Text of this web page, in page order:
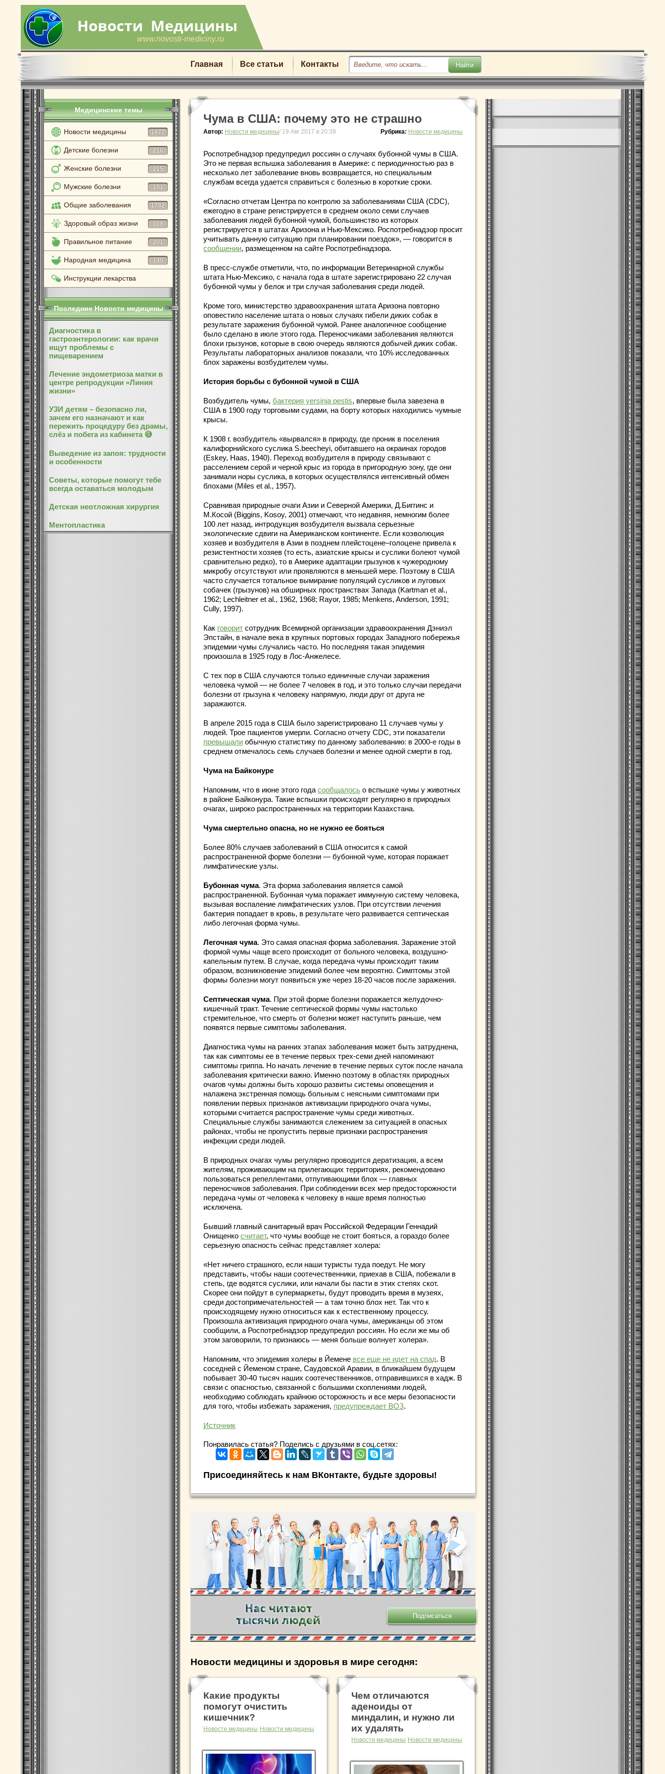
www.novosti-mediciny.ru
Главная Все статьи Контакты
Медицинские темы
Новости медицины 1877
Детские болезни 216
Женские болезни 215
Мужские болезни 101
Общие заболевания 1782
Здоровый образ жизни 108
Правильное питание 201
Народная медицина 140
Инструкции лекарства
Последние Новости медицины
Диагностика в
гастроэнтерологии: как врачи
ищут проблемы с
пищеварением
Лечение эндометриоза матки в
центре репродукции «Линия
жизни»
УЗИ детям – безопасно ли,
зачем его назначают и как
пережить процедуру без драмы,
слёз и побега из кабинета 😅
Выведение из запоя: трудности
и особенности
Советы, которые помогут тебе
всегда оставаться молодым
Детская неотложная хирургия
Ментопластика
Чума в США: почему это не страшно
Автор: Новости медицины/ 19 Авг 2017 в 20:39 Рубрика: Новости медицины
Роспотребнадзор предупредил россиян о случаях бубонной чумы в США.
Это не первая вспышка заболевания в Америке: с периодичностью раз в
несколько лет заболевание вновь возвращается, но специальным
службам всегда удается справиться с болезнью в короткие сроки.
«Согласно отчетам Центра по контролю за заболеваниями США (CDC),
ежегодно в стране регистрируется в среднем около семи случаев
заболевания людей бубонной чумой, большинство из которых
регистрируется в штатах Аризона и Нью-Мексико. Роспотребнадзор просит
учитывать данную ситуацию при планировании поездок», — говорится в
сообщении, размещенном на сайте Роспотребнадзора.
В пресс-службе отметили, что, по информации Ветеринарной службы
штата Нью-Мексико, с начала года в штате зарегистрировано 22 случая
бубонной чумы у белок и три случая заболевания среди людей.
Кроме того, министерство здравоохранения штата Аризона повторно
оповестило население штата о новых случаях гибели диких собак в
результате заражения бубонной чумой. Ранее аналогичное сообщение
было сделано в июле этого года. Переносчиками заболевания являются
блохи грызунов, которые в свою очередь являются добычей диких собак.
Результаты лабораторных анализов показали, что 10% исследованных
блох заражены возбудителем чумы.
История борьбы с бубонной чумой в США
Возбудитель чумы, бактерия yersinia pestis, впервые была завезена в
США в 1900 году торговыми судами, на борту которых находились чумные
крысы.
К 1908 г. возбудитель «вырвался» в природу, где проник в поселения
калифорнийского суслика S.beecheyi, обитавшего на окраинах городов
(Eskey, Haas, 1940). Переход возбудителя в природу связывают с
расселением серой и черной крыс из города в пригородную зону, где они
занимали норы суслика, в которых осуществлялся интенсивный обмен
блохами (Miles et al., 1957).
Сравнивая природные очаги Азии и Северной Америки, Д.Биггинс и
М.Косой (Biggins, Kosoy, 2001) отмечают, что недавняя, немногим более
100 лет назад, интродукция возбудителя вызвала серьезные
экологические сдвиги на Американском континенте. Если коэволюция
хозяев и возбудителя в Азии в позднем плейстоцене–голоцене привела к
резистентности хозяев (то есть, азиатские крысы и суслики болеют чумой
сравнительно редко), то в Америке адаптации грызунов к чужеродному
микробу отсутствуют или проявляются в меньшей мере. Поэтому в США
часто случается тотальное вымирание популяций сусликов и луговых
собачек (грызунов) на обширных пространствах Запада (Kartman et al.,
1962; Lechleitner et al., 1962, 1968; Rayor, 1985; Menkens, Anderson, 1991;
Cully, 1997).
Как говорит сотрудник Всемирной организации здравоохранения Дэниэл
Эпстайн, в начале века в крупных портовых городах Западного побережья
эпидемии чумы случались часто. Но последняя такая эпидемия
произошла в 1925 году в Лос-Анжелесе.
С тех пор в США случаются только единичные случаи заражения
человека чумой — не более 7 человек в год, и это только случаи передачи
болезни от грызуна к человеку напрямую, люди друг от друга не
заражаются.
В апреле 2015 года в США было зарегистрировано 11 случаев чумы у
людей. Трое пациентов умерли. Согласно отчету CDC, эти показатели
превышали обычную статистику по данному заболеванию: в 2000-е годы в
среднем отмечалось семь случаев болезни и менее одной смерти в год.
Чума на Байконуре
Напомним, что в июне этого года сообщалось о вспышке чумы у животных
в районе Байконура. Такие вспышки происходят регулярно в природных
очагах, широко распространенных на территории Казахстана.
Чума смертельно опасна, но не нужно ее бояться
Более 80% случаев заболеваний в США относится к самой
распространенной форме болезни — бубонной чуме, которая поражает
лимфатические узлы.
Бубонная чума. Эта форма заболевания является самой
распространенной. Бубонная чума поражает иммунную систему человека,
вызывая воспаление лимфатических узлов. При отсутствии лечения
бактерия попадает в кровь, в результате чего развивается септическая
либо легочная форма чумы.
Легочная чума. Это самая опасная форма заболевания. Заражение этой
формой чумы чаще всего происходит от больного человека, воздушно-
капельным путем. В случае, когда передача чумы происходит таким
образом, возникновение эпидемий более чем вероятно. Симптомы этой
формы болезни могут появиться уже через 18-20 часов после заражения.
Септическая чума. При этой форме болезни поражается желудочно-
кишечный тракт. Течение септической формы чумы настолько
стремительное, что смерть от болезни может наступить раньше, чем
появятся первые симптомы заболевания.
Диагностика чумы на ранних этапах заболевания может быть затруднена,
так как симптомы ее в течение первых трех-семи дней напоминают
симптомы гриппа. Но начать лечение в течение первых суток после начала
заболевания критически важно. Именно поэтому в областях природных
очагов чумы должны быть хорошо развиты системы оповещения и
налажена экстренная помощь больным с неясными симптомами при
появлении первых признаков активизации природного очага чумы,
которыми считается распространение чумы среди животных.
Специальные службы занимаются слежением за ситуацией в опасных
районах, чтобы не пропустить первые признаки распространения
инфекции среди людей.
В природных очагах чумы регулярно проводится дератизация, а всем
жителям, проживающим на прилегающих территориях, рекомендовано
пользоваться репеллентами, отпугивающими блох — главных
переносчиков заболевания. При соблюдении всех мер предосторожности
передача чумы от человека к человеку в наше время полностью
исключена.
Бывший главный санитарный врач Российской Федерации Геннадий
Онищенко считает, что чумы вообще не стоит бояться, а гораздо более
серьезную опасность сейчас представляет холера:
«Нет ничего страшного, если наши туристы туда поедут. Не могу
представить, чтобы наши соотечественники, приехав в США, побежали в
степь, где водятся суслики, или начали бы пасти в этих степях скот.
Скорее они пойдут в супермаркеты, будут проводить время в музеях,
среди достопримечательностей — а там точно блох нет. Так что к
происходящему нужно относиться как к естественному процессу.
Произошла активизация природного очага чумы, американцы об этом
сообщили, а Роспотребнадзор предупредил россиян. Но если же мы об
этом заговорили, то признаюсь — меня больше волнует холера».
Напомним, что эпидемия холеры в Йемене все еще не идет на спад. В
соседней с Йеменом стране, Саудовской Аравии, в ближайшем будущем
побывает 30-40 тысяч наших соотечественников, отправившихся в хадж. В
связи с опасностью, связанной с большими скоплениями людей,
необходимо соблюдать крайнюю осторожность и все меры безопасности
для того, чтобы избежать заражения, предупреждает ВОЗ.
Источник
Понравилась статья? Поделись с друзьями в соц.сетях:
Присоединяйтесь к нам ВКонтакте, будьте здоровы!
.
Новости медицины и здоровья в мире сегодня:
Какие продукты
помогут очистить
кишечник?
Новости медицины Новости медицины
Чем отличаются
аденоиды от
миндалин, и нужно ли
их удалять
Новости медицины Новости медицины